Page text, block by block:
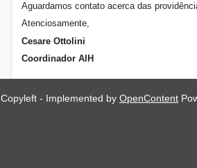
Aguardamos contato acerca das
Atenciosamente,
Cesare Ottolini
Coordinador AIH
Copyleft - Implemented byOpenContent